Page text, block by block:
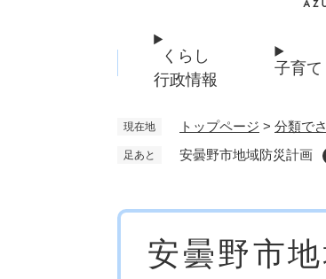
くらし
行政情報
子育
現在地 トップページ > 分類で
足あと 安曇野市地域防災計画
安曇野市